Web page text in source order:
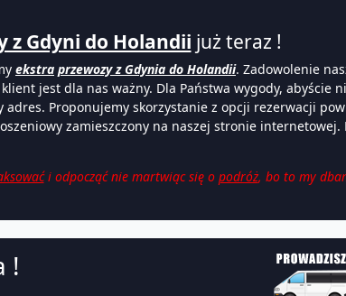
z Gdyni do Holandii już teraz !
ekstra przewozy z Gdynia do Holandii. Zadowolenie
jest dla nas ważny. Dla Państwa wygody, abyście
Proponujemy skorzystanie z opcji rezerwacji
zamieszczony na naszej stronie internetowej.
i odpocząć nie martwiąc się o podróż, bo to my
!